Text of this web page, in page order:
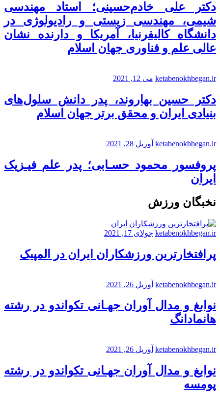
دکتر علی خادم‌حسینی؛ استاد مهندسی
شیمی، مهندسی زیستی و رادیولوژی در
دانشگاه کالیفرنیا، آمریکا و دارنده نشان
عالی علم و فناوری جهان اسلام
ketabenokhbegan.ir می 12, 2021
دکتر حسین بهاروند، پدر دانش سلول‌های
بنیادی ایران و محقق برتر جهان اسلام
ketabenokhbegan.ir آوریل 28, 2021
پروفسور محمود حسـابی؛ پدر علم فیـزیک
ایران
نخبگان ورزش
ketabenokhbegan.ir جولای 17, 2021
پرافتخارترین ورزشکاران ایران در المپیک
ketabenokhbegan.ir آوریل 26, 2021
نوابغ و مدال آوران جهـانی تکواندو در رشته
هانمادانگ
ketabenokhbegan.ir آوریل 26, 2021
نوابغ و مدال آوران جهـانی تکواندو در رشته
پومسه